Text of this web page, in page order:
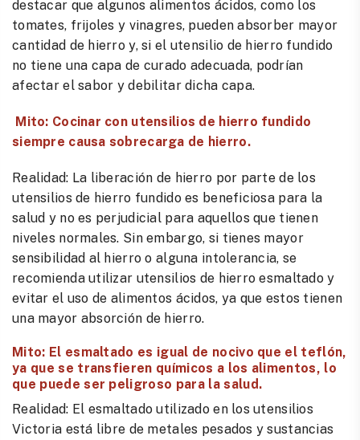
destacar que algunos alimentos ácidos, como los
tomates, frijoles y vinagres, pueden absorber mayor
cantidad de hierro y, si el utensilio de hierro fundido
no tiene una capa de curado adecuada, podrían
afectar el sabor y debilitar dicha capa.
Mito: Cocinar con utensilios de hierro fundido
siempre causa sobrecarga de hierro.
Realidad: La liberación de hierro por parte de los
utensilios de hierro fundido es beneficiosa para la
salud y no es perjudicial para aquellos que tienen
niveles normales. Sin embargo, si tienes mayor
sensibilidad al hierro o alguna intolerancia, se
recomienda utilizar utensilios de hierro esmaltado y
evitar el uso de alimentos ácidos, ya que estos tienen
una mayor absorción de hierro.
Mito: El esmaltado es igual de nocivo que el teflón,
ya que se transfieren químicos a los alimentos, lo
que puede ser peligroso para la salud.
Realidad: El esmaltado utilizado en los utensilios
Victoria está libre de metales pesados y sustancias